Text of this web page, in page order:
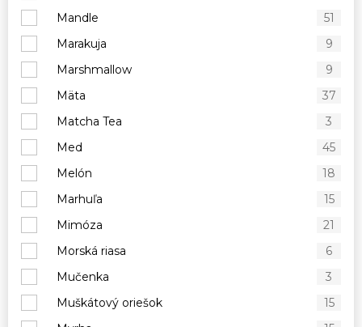
Mandle
51
Marakuja
9
Marshmallow
9
Mäta
37
Matcha Tea
3
Med
45
Melón
18
Marhuľa
15
Mimóza
21
Morská riasa
6
Mučenka
3
Muškátový oriešok
15